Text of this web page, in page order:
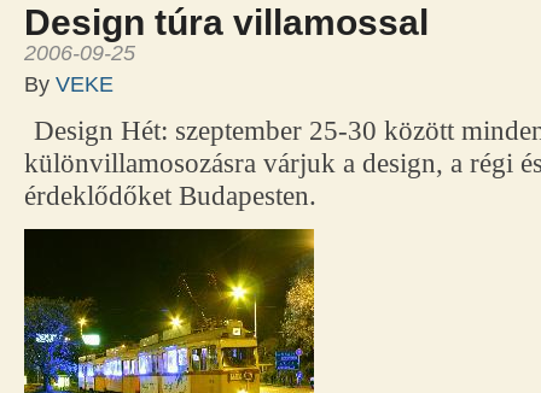
Design túra villamossal
2006-09-25
By VEKE
Design Hét: szeptember 25-30 között
különvillamosozásra várjuk a design, a régi
érdeklődőket Budapesten.